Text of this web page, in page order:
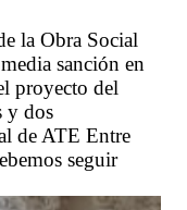
la Obra Social
sanción en
proyecto del
y dos
de ATE Entre
seguir